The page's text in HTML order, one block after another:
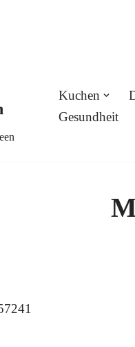
Kuchen
Gesundheit